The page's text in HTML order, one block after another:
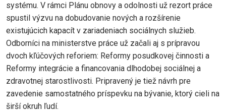
systému. V rámci Plánu obnovy a odolnosti už rezort práce
spustil výzvu na dobudovanie nových a rozšírenie
existujúcich kapacít v zariadeniach sociálnych služieb.
Odborníci na ministerstve práce už začali aj s prípravou
dvoch kľúčových reforiem: Reformy posudkovej činnosti a
Reformy integrácie a financovania dlhodobej sociálnej a
zdravotnej starostlivosti. Pripravený je tiež návrh pre
zavedenie samostatného príspevku na bývanie, ktorý cieli na
širší okruh ľudí.